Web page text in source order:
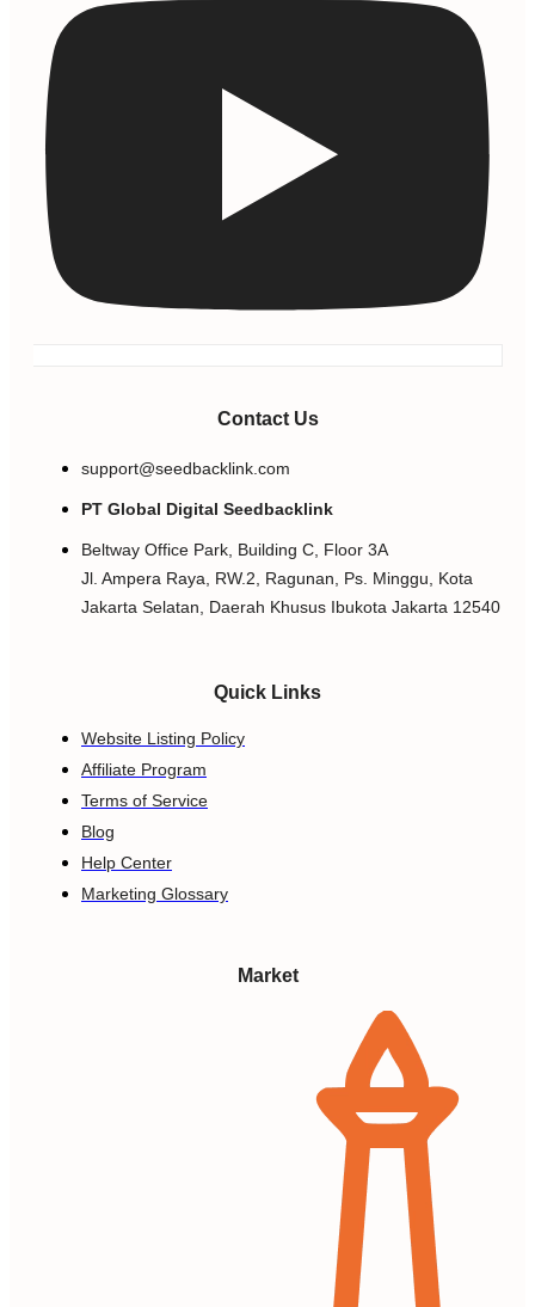
Contact Us
support@seedbacklink.com
PT Global Digital Seedbacklink
Beltway Office Park, Building C, Floor 3A
Jl. Ampera Raya, RW.2, Ragunan, Ps. Minggu, Kota
Jakarta Selatan, Daerah Khusus Ibukota Jakarta 12540
Quick Links
Website Listing Policy
Affiliate Program
Terms of Service
Blog
Help Center
Marketing Glossary
Market